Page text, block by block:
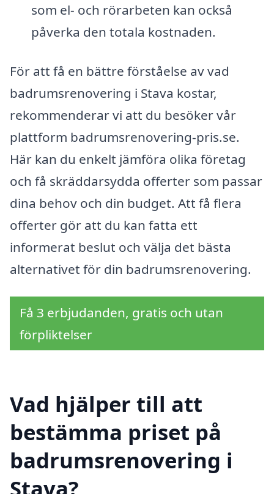
som el- och rörarbeten kan också
påverka den totala kostnaden.
För att få en bättre förståelse av vad
badrumsrenovering i Stava kostar,
rekommenderar vi att du besöker vår
plattform badrumsrenovering-pris.se.
Här kan du enkelt jämföra olika företag
och få skräddarsydda offerter som passar
dina behov och din budget. Att få flera
offerter gör att du kan fatta ett
informerat beslut och välja det bästa
alternativet för din badrumsrenovering.
Få 3 erbjudanden, gratis och utan
förpliktelser
Vad hjälper till att
bestämma priset på
badrumsrenovering i